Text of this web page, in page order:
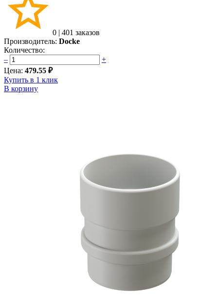
0 | 401 заказов
Производитель: Docke
Количество:
–
+
Цена: 479.55 ₽
Купить в 1 клик
В корзину